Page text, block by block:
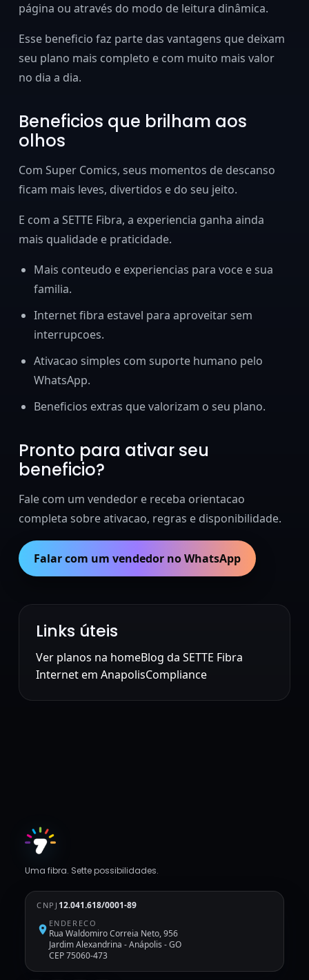
página ou através do modo de leitura dinâmica.
Esse beneficio faz parte das vantagens que deixam
seu plano mais completo e com muito mais valor
no dia a dia.
Beneficios que brilham aos
olhos
Com Super Comics, seus momentos de descanso
ficam mais leves, divertidos e do seu jeito.
E com a SETTE Fibra, a experiencia ganha ainda
mais qualidade e praticidade.
Mais conteudo e experiencias para voce e sua
familia.
Internet fibra estavel para aproveitar sem
interrupcoes.
Ativacao simples com suporte humano pelo
WhatsApp.
Beneficios extras que valorizam o seu plano.
Pronto para ativar seu
beneficio?
Fale com um vendedor e receba orientacao
completa sobre ativacao, regras e disponibilidade.
Falar com um vendedor no WhatsApp
Links úteis
Ver planos na homeBlog da SETTE Fibra
Internet em AnapolisCompliance
Uma fibra. Sette possibilidades.
CNPJ 12.041.618/0001-89
ENDERECO
Rua Waldomiro Correia Neto, 956
Jardim Alexandrina -Anápolis - GO
CEP 75060-473